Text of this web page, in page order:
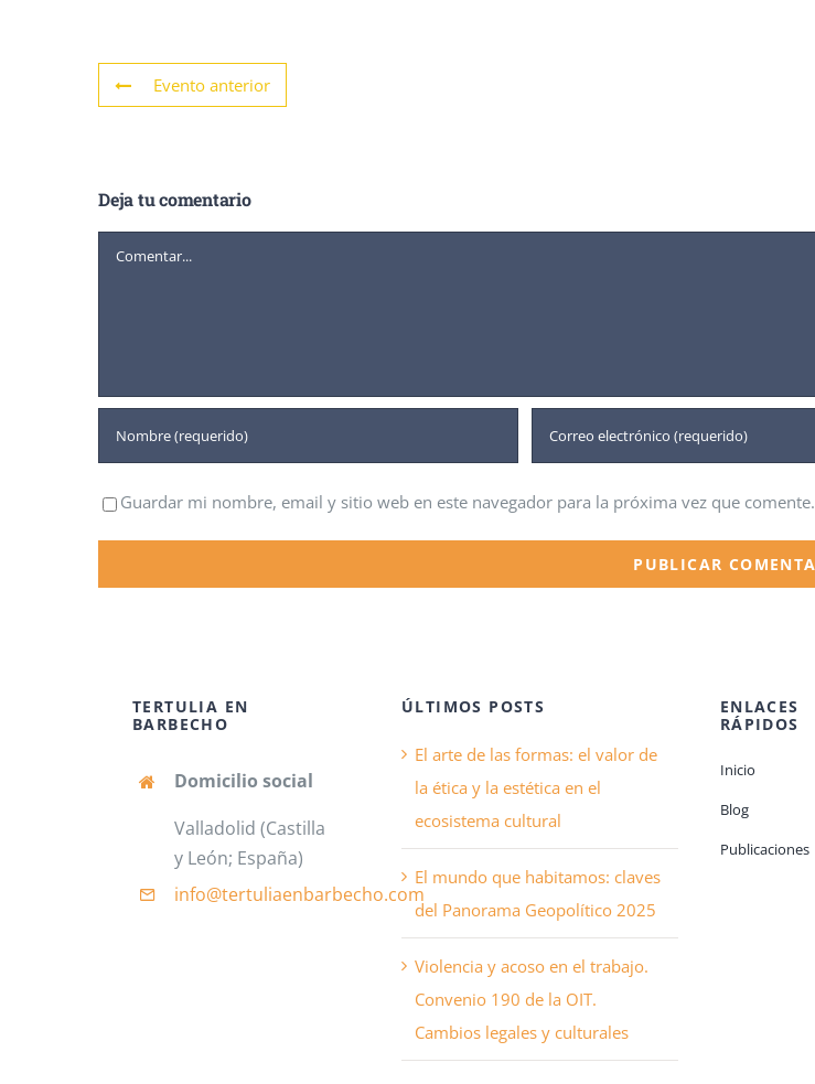
Evento anterior
Deja tu comentario
Comentar
Guardar mi nombre, email y sitio web en este navegador para la próxima vez que comente.
TERTULIA EN
BARBECHO
Domicilio social
Valladolid (Castilla
y León; España)
info@tertuliaenbarbecho.com
ÚLTIMOS POSTS
El arte de las formas: el valor de
la ética y la estética en el
ecosistema cultural
El mundo que habitamos: claves
del Panorama Geopolítico 2025
Violencia y acoso en el trabajo.
Convenio 190 de la OIT.
Cambios legales y culturales
ENLACES
RÁPIDOS
Inicio
Blog
Publicaciones